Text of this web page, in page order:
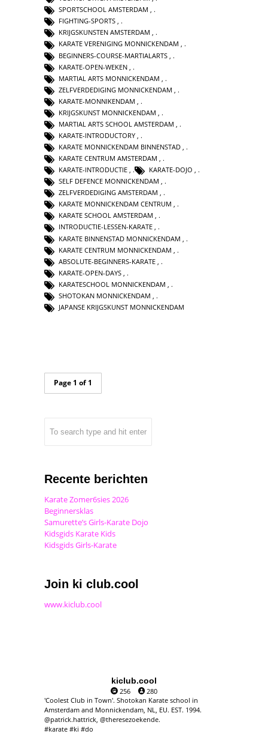
SPORTSCHOOL AMSTERDAM ,
FIGHTING-SPORTS ,
KRIJGSKUNSTEN AMSTERDAM ,
KARATE VERENIGING MONNICKENDAM ,
BEGINNERS-COURSE-MARTIALARTS
KARATE-OPEN-WEKEN
MARTIAL ARTS MONNICKENDAM
ZELFVERDEDIGING MONNICKENDAM
KARATE-MONNIKENDAM
KRIJGSKUNST MONNICKENDAM
MARTIAL ARTS SCHOOL AMSTERDAM
KARATE-INTRODUCTORY
KARATE MONNICKENDAM BINNENSTAD ,
KARATE CENTRUM AMSTERDAM ,
KARATE-INTRODUCTIE , KARATE-DOJO ,
SELF DEFENCE MONNICKENDAM ,
ZELFVERDEDIGING AMSTERDAM ,
KARATE MONNICKENDAM CENTRUM ,
KARATE SCHOOL AMSTERDAM ,
INTRODUCTIE-LESSEN-KARATE ,
KARATE BINNENSTAD MONNICKENDAM
KARATE CENTRUM MONNICKENDAM
ABSOLUTE-BEGINNERS-KARATE
KARATE-OPEN-DAYS
KARATESCHOOL MONNICKENDAM
SHOTOKAN MONNICKENDAM
JAPANSE KRIJGSKUNST MONNICKENDAM
Page 1 of 1
Recente berichten
Karate Zomer6sies 2026
Beginnersklas
Samurette’s Girls-Karate Dojo
Kidsgids Karate Kids
Kidsgids Girls-Karate
Join ki club.cool
www.kiclub.cool
kiclub.cool
256
280
'Coolest Club in Town'. Shotokan Karate school in
Amsterdam and Monnickendam, NL, EU. EST. 1994.
@patrick.hattrick, @theresezoekende.
#karate #ki #do